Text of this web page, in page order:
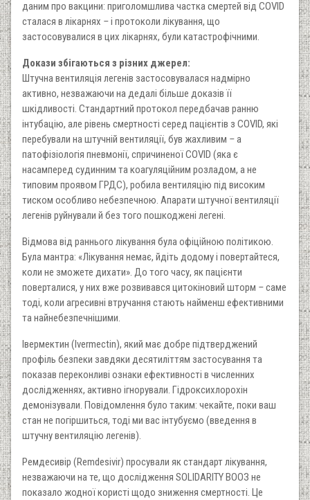
даним про вакцини: приголомшлива частка смертей від COVID
сталася в лікарнях –і протоколи лікування, що
застосовувалися в цих лікарнях, були катастрофічними.
Докази збігаються з різних джерел:
Штучна вентиляція легенів застосовувалася надмірно
активно, незважаючи на дедалі більше доказів її
шкідливості. Стандартний протокол передбачав ранню
інтубацію, але рівень смертності серед пацієнтів з COVID, які
перебували на штучній вентиляції, був жахливим –а
патофізіологія пневмонії, спричиненої COVID (яка є
насамперед судинним та коагуляційним розладом, а не
типовим проявом ГРДС), робила вентиляцію під високим
тиском особливо небезпечною. Апарати штучної вентиляції
легенів руйнували й без того пошкоджені легені.
Відмова від раннього лікування була офіційною політикою.
Була мантра: «Лікування немає, йдіть додому і повертайтеся,
коли не зможете дихати». До того часу, як пацієнти
поверталися, у них вже розвивався цитокіновий шторм –саме
тоді, коли агресивні втручання стають найменш ефективними
та найнебезпечнішими.
Івермектин (Ivermectin), який має добре підтверджений
профіль безпеки завдяки десятиліттям застосування та
показав переконливі ознаки ефективності в численних
дослідженнях, активно ігнорували. Гідроксихлорохін
демонізували. Повідомлення було таким: чекайте, поки ваш
стан не погіршиться, тоді ми вас інтубуємо (введення в
штучну вентиляцію легенів).
Ремдесивір (Remdesivir) просували як стандарт лікування,
незважаючи на те, що дослідження SOLIDARITY ВООЗ не
показало жодної користі щодо зниження смертності. Це